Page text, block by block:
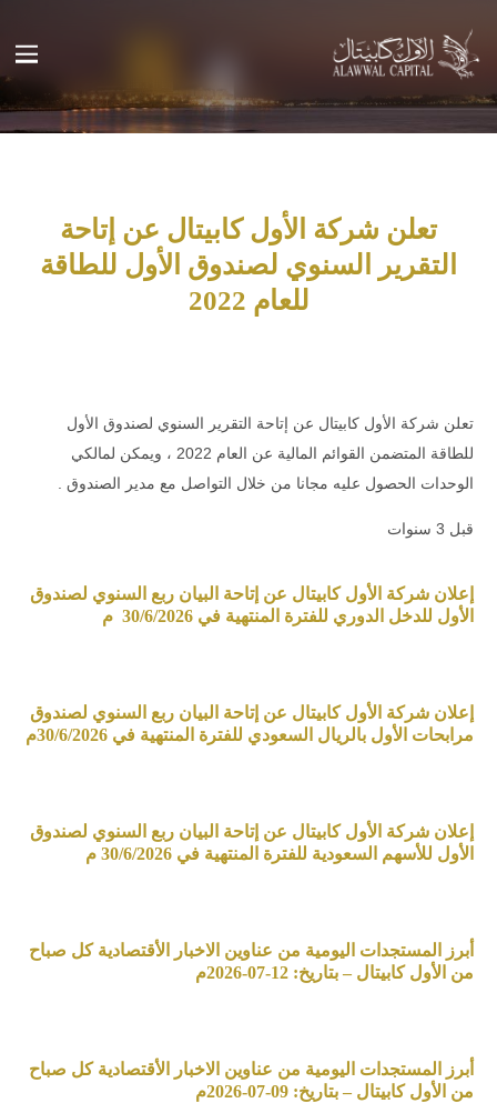
تعلن شركة الأول كابيتال عن إتاحة
التقرير السنوي لصندوق الأول للطاقة
للعام 2022
تعلن شركة الأول كابيتال عن إتاحة التقرير السنوي لصندوق الأول
للطاقة المتضمن القوائم المالية عن العام 2022 ، ويمكن لمالكي
الوحدات الحصول عليه مجانا من خلال التواصل مع مدير الصندوق .
قبل 3 سنوات
إعلان شركة الأول كابيتال عن إتاحة البيان ربع السنوي لصندوق
الأول للدخل الدوري للفترة المنتهية في 30/6/2026 م
إعلان شركة الأول كابيتال عن إتاحة البيان ربع السنوي لصندوق
مرابحات الأول بالريال السعودي للفترة المنتهية في 30/6/2026م
إعلان شركة الأول كابيتال عن إتاحة البيان ربع السنوي لصندوق
الأول للأسهم السعودية للفترة المنتهية في 30/6/2026 م
أبرز المستجدات اليومية من عناوين الاخبار الأقتصادية كل صباح
من الأول كابيتال – بتاريخ: 12-07-2026م
أبرز المستجدات اليومية من عناوين الاخبار الأقتصادية كل صباح
من الأول كابيتال – بتاريخ: 09-07-2026م